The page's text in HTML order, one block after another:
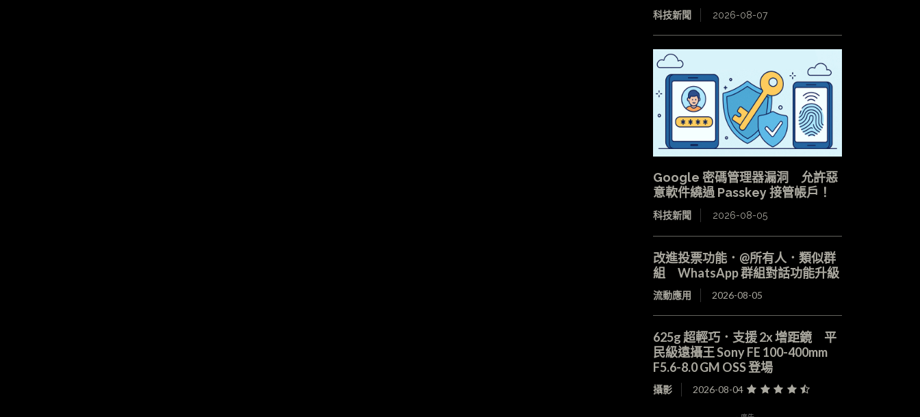
科技新聞 2026-08-07
Google 密碼管理器漏洞 允許惡
意軟件繞過 Passkey 接管帳戶！
科技新聞 2026-08-05
改進投票功能．@所有人．類似群
組 WhatsApp 群組對話功能升級
流動應用 2026-08-05
625g 超輕巧．支援 2x 增距鏡 平
民級遠攝王 Sony FE 100-400mm
F5.6-8.0 GM OSS 登場
攝影 2026-08-04